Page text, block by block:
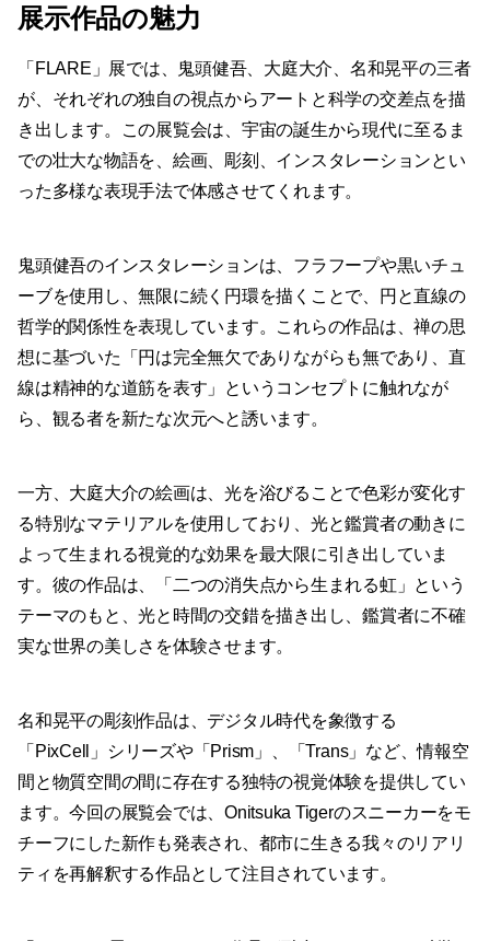
展示作品の魅力
「FLARE」展では、鬼頭健吾、大庭大介、名和晃平の三者
が、それぞれの独自の視点からアートと科学の交差点を描
き出します。この展覧会は、宇宙の誕生から現代に至るま
での壮大な物語を、絵画、彫刻、インスタレーションとい
った多様な表現手法で体感させてくれます。
鬼頭健吾のインスタレーションは、フラフープや黒いチュ
ーブを使用し、無限に続く円環を描くことで、円と直線の
哲学的関係性を表現しています。これらの作品は、禅の思
想に基づいた「円は完全無欠でありながらも無であり、直
線は精神的な道筋を表す」というコンセプトに触れなが
ら、観る者を新たな次元へと誘います。
一方、大庭大介の絵画は、光を浴びることで色彩が変化す
る特別なマテリアルを使用しており、光と鑑賞者の動きに
よって生まれる視覚的な効果を最大限に引き出していま
す。彼の作品は、「二つの消失点から生まれる虹」という
テーマのもと、光と時間の交錯を描き出し、鑑賞者に不確
実な世界の美しさを体験させます。
名和晃平の彫刻作品は、デジタル時代を象徴する
「PixCell」シリーズや「Prism」、「Trans」など、情報空
間と物質空間の間に存在する独特の視覚体験を提供してい
ます。今回の展覧会では、Onitsuka Tigerのスニーカーをモ
チーフにした新作も発表され、都市に生きる我々のリアリ
ティを再解釈する作品として注目されています。